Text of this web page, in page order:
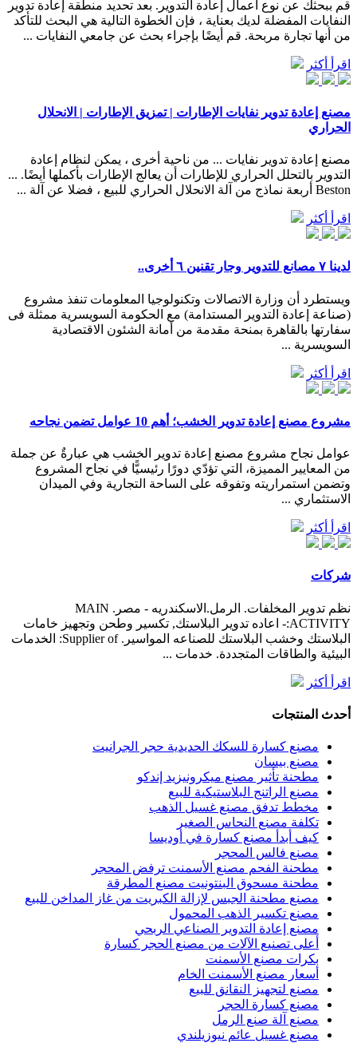
قم ببحثك عن نوع أعمال إعادة التدوير. بعد تحديد منطقة إعادة تدوير
النفايات المفضلة لديك بعناية ، فإن الخطوة التالية هي البحث للتأكد
من أنها تجارة مربحة. قم أيضًا بإجراء بحث عن جامعي النفايات ...
اقرأ أكثر
مصنع إعادة تدوير نفايات الإطارات | تمزيق الإطارات | الانحلال
الحراري
مصنع إعادة تدوير نفايات ... من ناحية أخرى ، يمكن لنظام إعادة
التدوير بالتحلل الحراري للإطارات أن يعالج الإطارات بأكملها أيضًا. ...
Beston أربعة نماذج من آلة الانحلال الحراري للبيع ، فضلا عن آلة ...
اقرأ أكثر
لدينا ٧ مصانع للتدوير وجار تقنين ٦ أخرى..
ويستطرد أن وزارة الاتصالات وتكنولوجيا المعلومات تنفذ مشروع
(صناعة إعادة التدوير المستدامة) مع الحكومة السويسرية ممثلة فى
سفارتها بالقاهرة بمنحة مقدمة من أمانة الشئون الاقتصادية
السويسرية ...
اقرأ أكثر
مشروع مصنع إعادة تدوير الخشب؛ أهم 10 عوامل تضمن نجاحه
عوامل نجاح مشروع مصنع إعادة تدوير الخشب هي عبارةٌ عن جملة
من المعايير المميزة، التي تؤدّي دورًا رئيسيًّا في نجاح المشروع
وتضمن استمراريته وتفوقه على الساحة التجارية وفي الميدان
الاستثماري ...
اقرأ أكثر
شركات
نظم تدوير المخلفات. الرمل.الاسكندريه - مصر. MAIN
ACTIVITY:- اعاده تدوير البلاستك, تكسير وطحن وتجهيز خامات
البلاستك وخشب البلاستك للصناعه المواسير. Supplier of: الخدمات
البيئية والطاقات المتجددة. خدمات ...
اقرأ أكثر
أحدث المنتجات
مصنع كسارة للسكك الحديدية حجر الجرانيت
مصنع بيسان
مطحنة تأثير مصنع ميكرونيزيد إندكو
مصنع الراتنج البلاستيكية للبيع
مخطط تدفق مصنع غسيل الذهب
تكلفة مصنع النحاس الصغير
كيف أبدأ مصنع كسارة في أوديسا
مصنع فالس المحجر
مطحنة الفحم مصنع الأسمنت ترفض المحجر
مطحنة مسحوق البنتونيت مصنع المطرقة
مصنع مطحنة الجبس لإزالة الكبريت من غاز المداخن للبيع
مصنع تكسير الذهب المحمول
مصنع إعادة التدوير الصناعي الربحي
أعلى تصنيع الآلات من مصنع الحجر كسارة
بكرات مصنع الأسمنت
أسعار مصنع الأسمنت الخام
مصنع لتجهيز النقانق للبيع
مصنع كسارة الحجر
مصنع آلة صنع الرمل
مصنع غسيل عائم نيوزيلندي